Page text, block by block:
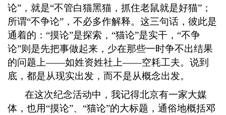
论”，就是“不管白猫黑猫，抓住老鼠就是好猫”；
所谓“不争论”，不必多作解释。这三句话，彼此是
通着的：“摸论”是探索，“猫论”是实干，“不争
论”则是先把事做起来，少在那些一时争不出结果
的问题上——如姓资姓社上——空耗工夫。说到
底，都是从现实出发，而不是从概念出发。
在这次纪念活动中，我记得北京有一家大媒
体，也用“摸论”、“猫论”的大标题，通俗地概括邓